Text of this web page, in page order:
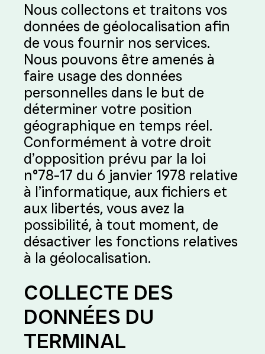
Nous collectons et traitons vos
données de géolocalisation afin
de vous fournir nos services.
Nous pouvons être amenés à
faire usage des données
personnelles dans le but de
déterminer votre position
géographique en temps réel.
Conformément à votre droit
d’opposition prévu par la loi
n°78-17 du 6 janvier 1978 relative
à l’informatique, aux fichiers et
aux libertés, vous avez la
possibilité, à tout moment, de
désactiver les fonctions relatives
à la géolocalisation.
COLLECTE DES
DONNÉES DU
TERMINAL